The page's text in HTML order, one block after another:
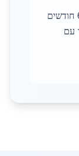
תלוי בגודל: מבנה קטן 2 חודשים, גדול 6 חודשים
עם